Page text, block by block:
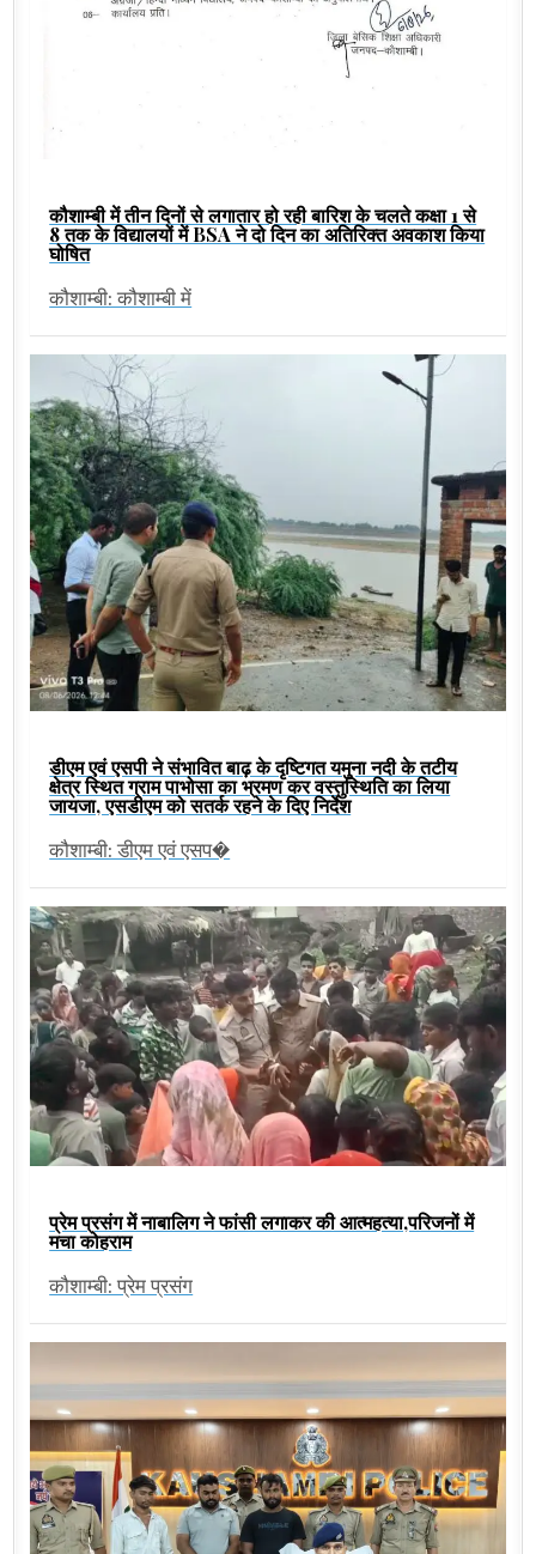
कौशाम्बी में तीन दिनों से लगातार हो रही बारिश के चलते कक्षा 1 से
8 तक के विद्यालयों में BSA ने दो दिन का अतिरिक्त अवकाश किया
घोषित
कौशाम्बी: कौशाम्बी में
डीएम एवं एसपी ने संभावित बाढ़ के दृष्टिगत यमुना नदी के तटीय
क्षेत्र स्थित ग्राम पाभोसा का भ्रमण कर वस्तुस्थिति का लिया
जायजा, एसडीएम को सतर्क रहने के दिए निर्देश
कौशाम्बी: डीएम एवं एसप�
प्रेम प्रसंग में नाबालिग ने फांसी लगाकर की आत्महत्या,परिजनों में
मचा कोहराम
कौशाम्बी: प्रेम प्रसंग